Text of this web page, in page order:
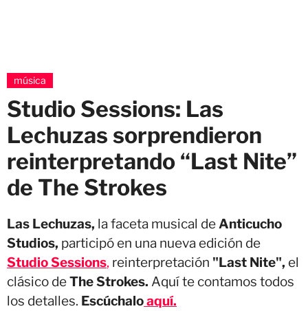
música
Studio Sessions: Las
Lechuzas sorprendieron
reinterpretando “Last Nite”
de The Strokes
Las Lechuzas, la faceta musical de Anticucho
Studios, participó en una nueva edición de
Studio Sessions, reinterpretación "Last Nite", el
clásico deThe Strokes. Aquí te contamos todos
los detalles. Escúchaloaquí.